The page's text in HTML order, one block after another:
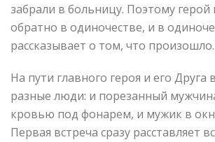
забрали в больницу. Поэтому герой
обратно в одиночестве, и в
рассказывает о том, что произошло.
На пути главного героя и его Друга
разные люди: и порезанный
кровью под фонарем, и мужик в
Первая встреча сразу расставляет